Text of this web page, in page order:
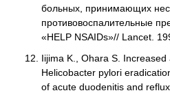
больных, принимающих
противовоспалительные
«HELP NSAIDs»// Lancet.
Iijima K., Ohara S.
Helicobacter pylori
of acute duodenitis and